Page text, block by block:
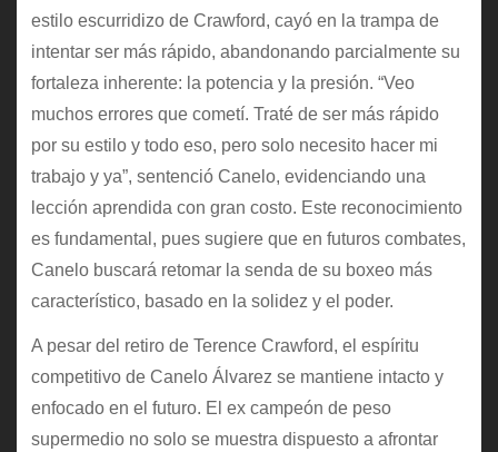
estilo escurridizo de Crawford, cayó en la trampa de
intentar ser más rápido, abandonando parcialmente su
fortaleza inherente: la potencia y la presión. “Veo
muchos errores que cometí. Traté de ser más rápido
por su estilo y todo eso, pero solo necesito hacer mi
trabajo y ya”, sentenció Canelo, evidenciando una
lección aprendida con gran costo. Este reconocimiento
es fundamental, pues sugiere que en futuros combates,
Canelo buscará retomar la senda de su boxeo más
característico, basado en la solidez y el poder.
A pesar del retiro de Terence Crawford, el espíritu
competitivo de Canelo Álvarez se mantiene intacto y
enfocado en el futuro. El ex campeón de peso
supermedio no solo se muestra dispuesto a afrontar